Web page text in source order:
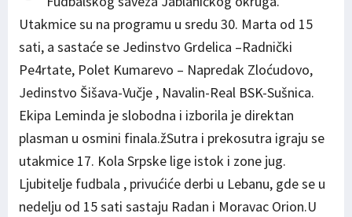
Utakmice su na programu u sredu 30. Marta od 15
sati, a sastaće se Jedinstvo Grdelica –Radnički
Pe4rtate, Polet Kumarevo – Napredak Zloćudovo,
Jedinstvo Šišava-Vučje , Navalin-Real BSK-Sušnica.
Ekipa Leminda je slobodna i izborila je direktan
plasman u osmini finala.žSutra i prekosutra igraju se
utakmice 17. Kola Srpske lige istok i zone jug.
Ljubitelje fudbala , privućiće derbi u Lebanu, gde se u
nedelju od 15 sati sastaju Radan i Moravac Orion.U